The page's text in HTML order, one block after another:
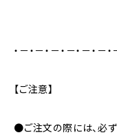
・－・－・－・－・－・－・
【ご注意】
●ご注文の際には、必